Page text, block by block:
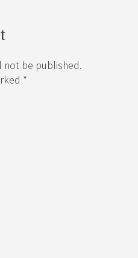
not be published.
*